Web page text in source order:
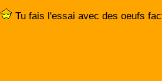
Tu fais l'essai avec des oeufs